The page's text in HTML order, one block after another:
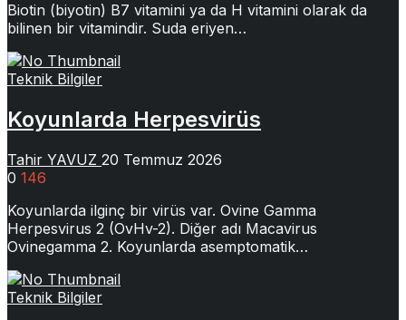
Biotin (biyotin) B7 vitamini ya da H vitamini olarak da
bilinen bir vitamindir. Suda eriyen…
Teknik Bilgiler
Koyunlarda Herpesvirüs
Tahir YAVUZ 20 Temmuz 2026
0 146
Koyunlarda ilginç bir virüs var. Ovine Gamma
Herpesvirus 2 (OvHv-2). Diğer adı Macavirus
Ovinegamma 2. Koyunlarda asemptomatik…
Teknik Bilgiler